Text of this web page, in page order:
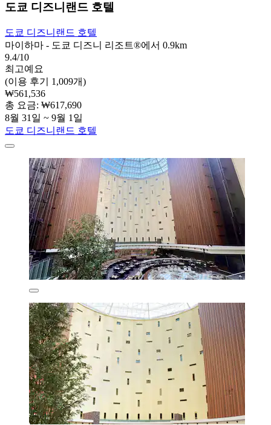
도쿄 디즈니랜드 호텔
도쿄 디즈니랜드 호텔
마이하마 - 도쿄 디즈니 리조트®에서 0.9km
9.4/10
최고예요
(이용 후기 1,009개)
₩561,536
총 요금: ₩617,690
8월 31일 ~ 9월 1일
도쿄 디즈니랜드 호텔